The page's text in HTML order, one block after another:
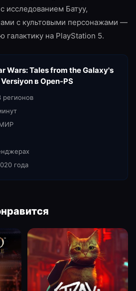
исследованием Батуу,
с культовыми персонажами —
галактику на PlayStation 5.
Wars: Tales from the Galaxy's
в Open-PS
регионов
года